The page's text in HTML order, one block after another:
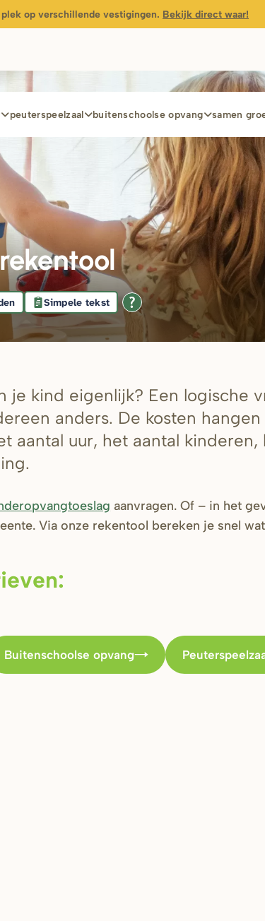
plek op verschillende vestigingen. Bekijk direct waar!
peuterspeelzaal buitenschoolse opvang samen
Simpele tekst
je kind eigenlijk? Een logische
anders. De kosten
aantal uur, het aantal
aanvragen. Of – in het
Via onze rekentool bereken je snel
Buitenschoolse opvang